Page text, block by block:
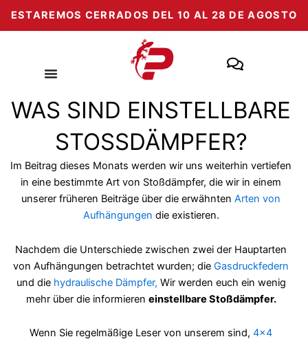
ESTAREMOS CERRADOS DEL 10 AL 28 DE AGOSTO
WAS SIND EINSTELLBARE
STOSSDÄMPFER?
Im Beitrag dieses Monats werden wir uns weiterhin vertiefen
in eine bestimmte Art von Stoßdämpfer, die wir in einem
unserer früheren Beiträge über die erwähntenArten von
Aufhängungen die existieren.
Nachdem die Unterschiede zwischen zwei der Hauptarten
von Aufhängungen betrachtet wurden; dieGasdruckfedern
und die hydraulische Dämpfer, Wir werden euch ein wenig
mehr über die informieren einstellbare Stoßdämpfer.
Wenn Sie regelmäßige Leser von unserem sind,4×4